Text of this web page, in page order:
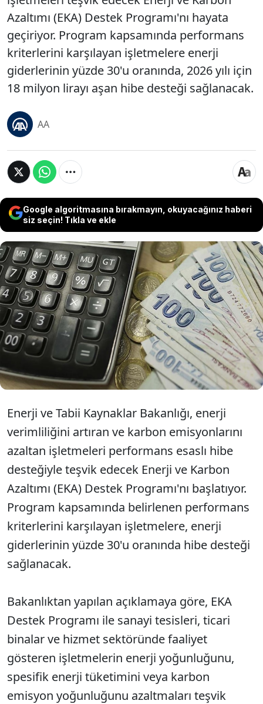
Azaltımı (EKA) Destek Programı'nı hayata
geçiriyor. Program kapsamında performans
kriterlerini karşılayan işletmelere enerji
giderlerinin yüzde 30'u oranında, 2026 yılı için
18 milyon lirayı aşan hibe desteği sağlanacak.
AA
Google algoritmasına bırakmayın, okuyacağınız haberi
siz seçin! Tıkla ve ekle
Enerji ve Tabii Kaynaklar Bakanlığı, enerji
tüketimini ve karbon emisyonunu azaltan
işletmeleri teşvik edecek Enerji ve Karbon Azaltımı
(EKA) Destek Programı'nı hayata geçiriyor.
Program kapsamında performans kriterlerini
karşılayan işletmelere enerji giderlerinin yüzde
30'u oranında, 2026 yılı için 18 milyon lirayı aşan
hibe desteği sağlanacak.
Enerji ve Tabii Kaynaklar Bakanlığı, enerji
verimliliğini artıran ve karbon emisyonlarını
azaltan işletmeleri performans esaslı hibe
desteğiyle teşvik edecek Enerji ve Karbon
Azaltımı (EKA) Destek Programı'nı başlatıyor.
Program kapsamında belirlenen performans
kriterlerini karşılayan işletmelere, enerji
giderlerinin yüzde 30'u oranında hibe desteği
sağlanacak.
Bakanlıktan yapılan açıklamaya göre, EKA
Destek Programı ile sanayi tesisleri, ticari
binalar ve hizmet sektöründe faaliyet
gösteren işletmelerin enerji yoğunluğunu,
spesifik enerji tüketimini veya karbon
emisyon yoğunluğunu azaltmaları teşvik